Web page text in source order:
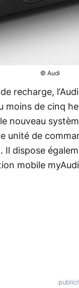
© Audi
recharge,
moins de cinq
nouveau
unité de
Il dispose
mobile